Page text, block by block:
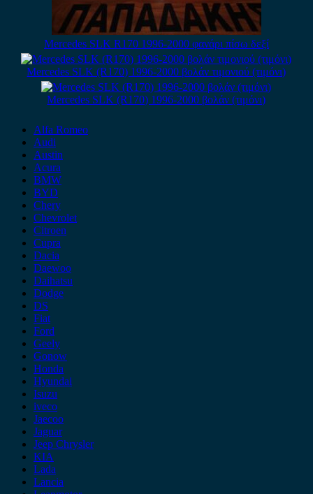
Mercedes SLK R170 1996-2000 φανάρι πίσω δεξί
Mercedes SLK (R170) 1996-2000 βολάν τιμονιού (τιμόνι)
Mercedes SLK (R170) 1996-2000 βολάν (τιμόνι)
Alfa Romeo
Audi
Austin
Acura
BMW
BYD
Chery
Chevrolet
Citroen
Cupra
Dacia
Daewoo
Daihatsu
Dodge
DS
Fiat
Ford
Geely
Gonow
Honda
Hyundai
Isuzu
iveco
Jaecoo
Jaguar
Jeep Chrysler
KIA
Lada
Lancia